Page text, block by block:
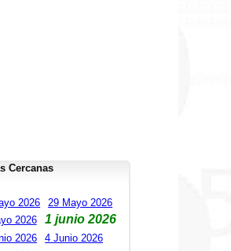
Cercanas
2026
29 Mayo 2026
2026 1 junio 2026
2026
4 Junio 2026